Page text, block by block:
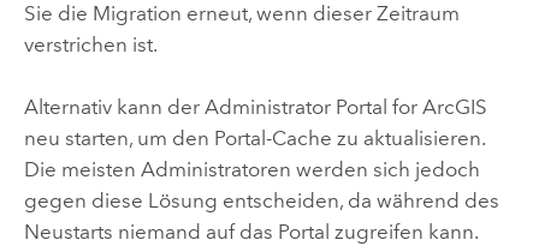
Sie die Migration erneut, wenn dieser Zeitraum
verstrichen ist.
Alternativ kann der Administrator Portal for ArcGIS
neu starten, um den Portal-Cache zu aktualisieren.
Die meisten Administratoren werden sich jedoch
gegen diese Lösung entscheiden, da während des
Neustarts niemand auf das Portal zugreifen kann.